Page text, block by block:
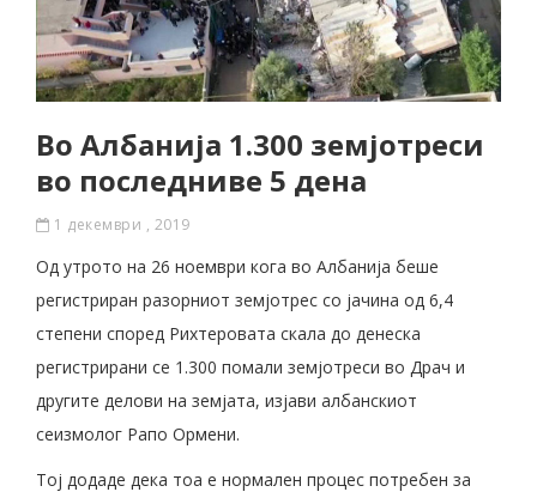
Во Албанија 1.300 земјотреси
во последниве 5 дена
1 декември , 2019
Од утрото на 26 ноември кога во Албанија беше
регистриран разорниот земјотрес со јачина од 6,4
степени според Рихтеровата скала до денеска
регистрирани се 1.300 помали земјотреси во Драч и
другите делови на земјата, изјави албанскиот
сеизмолог Рапо Ормени.
Тој додаде дека тоа е нормален процес потребен за